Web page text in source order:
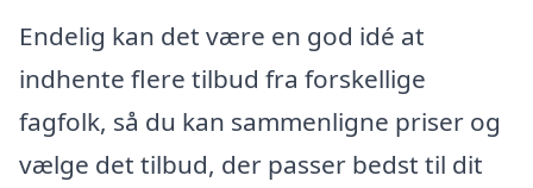
Endelig kan det være en god idé at
indhente flere tilbud fra forskellige
fagfolk, så du kan sammenligne priser og
vælge det tilbud, der passer bedst til dit